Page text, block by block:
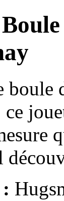
boule
ce